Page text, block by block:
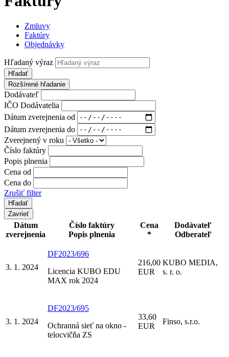
Zmluvy
Faktúry
Objednávky
Hľadaný výraz
Hľadať
Rozšírené hľadanie
Dodávateľ
IČO Dodávatelia
Dátum zverejnenia od
Dátum zverejnenia do
Zverejnený v roku
Číslo faktúry
Popis plnenia
Cena od
Cena do
Zrušiť filter
Zavrieť
Dátum
zverejnenia
Číslo faktúry
Popis plnenia
Cena
*
Dodávateľ
Odberateľ
3. 1. 2024
DF2023/696
Licencia KUBO EDU
MAX rok 2024
216,00
EUR
KUBO MEDIA,
s. r. o.
3. 1. 2024
DF2023/695
Ochranná sieť na okno -
telocvičňa ZS
33,60
EUR
Finso, s.r.o.